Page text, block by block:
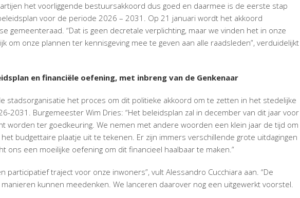
het voorliggende bestuursakkoord dus goed en daarmee is de eerste stap
voor de periode 2026 – 2031. Op 21 januari wordt het akkoord
gemeenteraad. “Dat is geen decretale verplichting, maar we vinden het in onze
om onze plannen ter kennisgeving mee te geven aan alle raadsleden”, verduidelijkt
en financiële oefening, met inbreng van de Genkenaar
stadsorganisatie het proces om dit politieke akkoord om te zetten in het stedelijke
2031. Burgemeester Wim Dries: “Het beleidsplan zal in december van dit jaar voor
worden ter goedkeuring. We nemen met andere woorden een klein jaar de tijd om
budgettaire plaatje uit te tekenen. Er zijn immers verschillende grote uitdagingen
ons een moeilijke oefening om dit financieel haalbaar te maken.”
participatief traject voor onze inwoners”, vult Alessandro Cucchiara aan. “De
kunnen meedenken. We lanceren daarover nog een uitgewerkt voorstel.